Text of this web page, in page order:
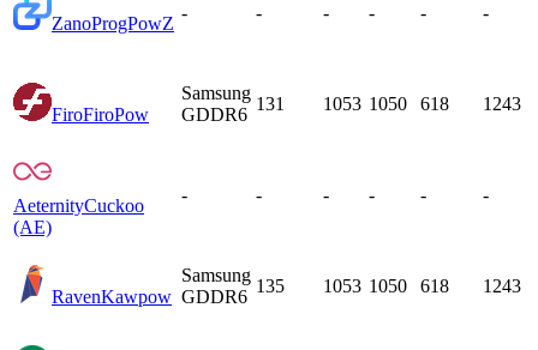
ZanoProgPowZ
- - - - - -
FiroFiroPow
Samsung
GDDR6
131 1053 1050 618 1243
AeternityCuckoo
(AE)
- - - - - -
RavenKawpow
Samsung
GDDR6
135 1053 1050 618 1243